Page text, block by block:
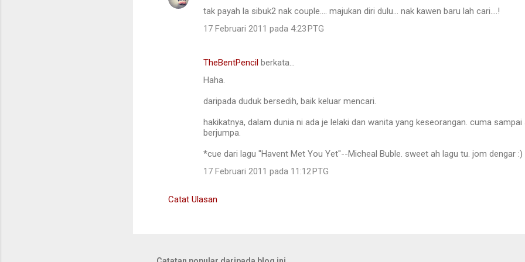
tak payah la sibuk2 nak couple.... majukan diri dulu... nak kawen baru lah cari....!
17 Februari 2011 pada 4:23 PTG
TheBentPencil berkata…
Haha.
daripada duduk bersedih, baik keluar mencari.
hakikatnya, dalam dunia ni ada je lelaki dan wanita yang keseorangan. cuma
berjumpa.
*cue dari lagu "Havent Met You Yet"--Micheal Buble. sweet ah lagu tu. jom dengar :)
17 Februari 2011 pada 11:12 PTG
Catat Ulasan